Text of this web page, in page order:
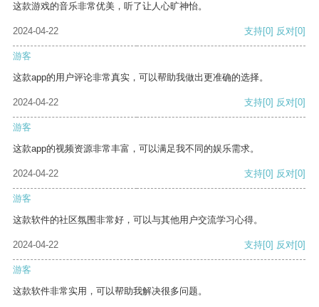
这款游戏的音乐非常优美，听了让人心旷神怡。
2024-04-22 支持[0] 反对[0]
游客
这款app的用户评论非常真实，可以帮助我做出更准确的选择。
2024-04-22 支持[0] 反对[0]
游客
这款app的视频资源非常丰富，可以满足我不同的娱乐需求。
2024-04-22 支持[0] 反对[0]
游客
这款软件的社区氛围非常好，可以与其他用户交流学习心得。
2024-04-22 支持[0] 反对[0]
游客
这款软件非常实用，可以帮助我解决很多问题。